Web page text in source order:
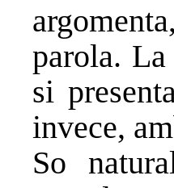
parola.
si
invece,
So